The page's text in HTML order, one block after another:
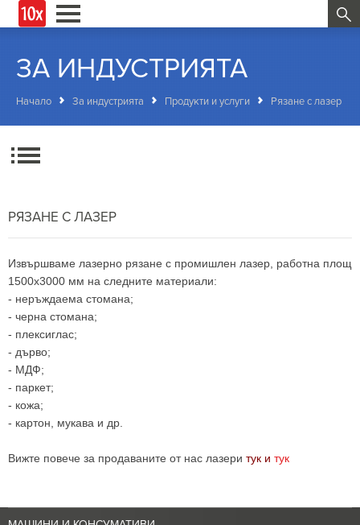
ЗА ИНДУСТРИЯТА
Начало За индустрията Продукти и услуги Рязане с лазер
РЯЗАНЕ С ЛАЗЕР
Извършваме лазерно рязане с промишлен лазер, работна площ
1500х3000 мм на следните материали:
- неръждаема стомана;
- черна стомана;
- плексиглас;
- дърво;
- МДФ;
- паркет;
- кожа;
- картон, мукава и др.
Вижте повече за продаваните от нас лазери тук и тук